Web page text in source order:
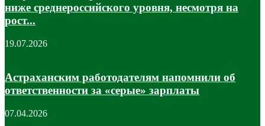
ниже среднероссийского уровня, несмотря на
рост...
19.07.2026
Астраханским работодателям напомнили об
ответственности за «серые» зарплаты
07.04.2026